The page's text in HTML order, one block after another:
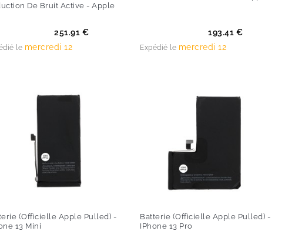
De Bruit Active - Apple
251.91 €
le mercredi 12
193.41 €
Expédié le mercredi 12
(Officielle Apple Pulled) -
13 Mini
Batterie (Officielle Apple Pulled) -
IPhone 13 Pro